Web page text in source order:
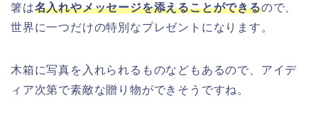
箸は名入れやメッセージを添えることができるので、
世界に一つだけの特別なプレゼントになります。
木箱に写真を入れられるものなどもあるので、アイデ
ィア次第で素敵な贈り物ができそうですね。